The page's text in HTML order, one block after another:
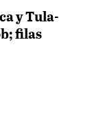
y Tula-
filas